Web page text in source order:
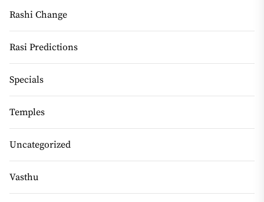
Rashi Change
Rasi Predictions
Specials
Temples
Uncategorized
Vasthu